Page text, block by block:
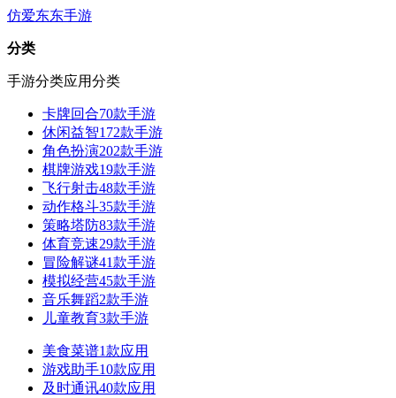
仿爱东东手游
分类
手游分类应用分类
卡牌回合70款手游
休闲益智172款手游
角色扮演202款手游
棋牌游戏19款手游
飞行射击48款手游
动作格斗35款手游
策略塔防83款手游
体育竞速29款手游
冒险解谜41款手游
模拟经营45款手游
音乐舞蹈2款手游
儿童教育3款手游
美食菜谱1款应用
游戏助手10款应用
及时通讯40款应用